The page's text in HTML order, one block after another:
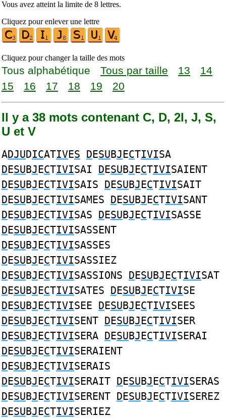
Vous avez atteint la limite de 8 lettres.
Cliquez pour enlever une lettre
Cliquez pour changer la taille des mots
Tous alphabétique Tous par taille 13
14
15
16 17 18 19 20
Il y a 38 mots contenant C, D, 2I, J, S,
U et V
ADJUDICATIVES DESUBJECTIVISA
DESUBJECTIVISAI DESUBJECTIVISAIENT
DESUBJECTIVISAIS DESUBJECTIVISAIT
DESUBJECTIVISAMES DESUBJECTIVISANT
DESUBJECTIVISAS DESUBJECTIVISASSE
DESUBJECTIVISASSENT
DESUBJECTIVISASSES
DESUBJECTIVISASSIEZ
DESUBJECTIVISASSIONS DESUBJECTIVISAT
DESUBJECTIVISATES DESUBJECTIVISE
DESUBJECTIVISEE DESUBJECTIVISEES
DESUBJECTIVISENT DESUBJECTIVISER
DESUBJECTIVISERA DESUBJECTIVISERAI
DESUBJECTIVISERAIENT
DESUBJECTIVISERAIS
DESUBJECTIVISERAIT DESUBJECTIVISERAS
DESUBJECTIVISERENT DESUBJECTIVISEREZ
DESUBJECTIVISERIEZ